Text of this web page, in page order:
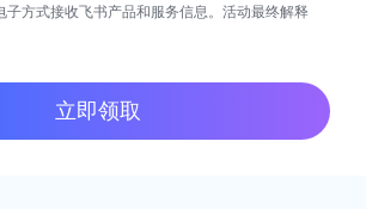
子方式接收飞书产品和服务信息。活动最终解释
立即领取